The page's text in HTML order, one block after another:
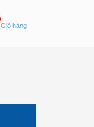
Giỏ hàng